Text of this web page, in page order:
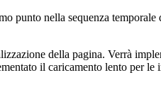
punto nella sequenza
della pagina. Verrà
il caricamento lento per le